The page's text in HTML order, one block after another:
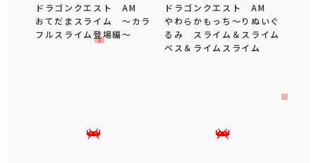
ドラゴンクエスト AM
おてだまスライム ～カラ
フルスライム登場編～
ドラゴンクエスト AM
やわらかもっち～りぬいぐ
るみ スライム＆スライム
ベス＆ライムスライム